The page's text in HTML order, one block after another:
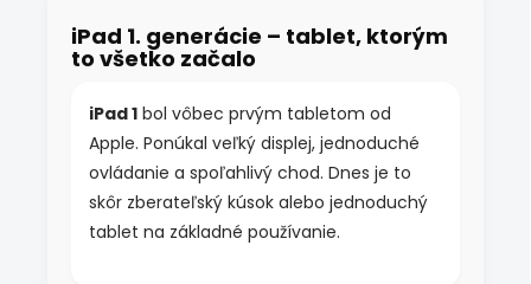
iPad 1. generácie – tablet, ktorým
to všetko začalo
iPad 1 bol vôbec prvým tabletom od
Apple. Ponúkal veľký displej, jednoduché
ovládanie a spoľahlivý chod. Dnes je to
skôr zberateľský kúsok alebo jednoduchý
tablet na základné používanie.